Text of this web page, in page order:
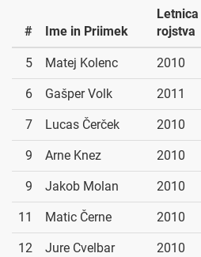
# Ime in Priimek
Letnica
rojstva
5 Matej Kolenc 2010
6 Gašper Volk 2011
7 Lucas Čerček 2010
9 Arne Knez 2010
9 Jakob Molan 2010
11 Matic Černe 2010
12 Jure Cvelbar 2010